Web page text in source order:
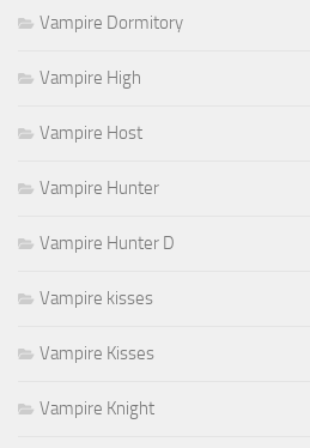
Vampire Dormitory
Vampire High
Vampire Host
Vampire Hunter
Vampire Hunter D
Vampire kisses
Vampire Kisses
Vampire Knight